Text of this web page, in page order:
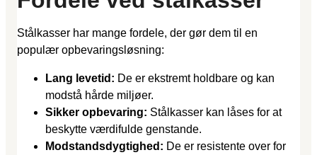
Stålkasser har mange fordele, der gør dem til en
populær opbevaringsløsning:
Lang levetid: De er ekstremt holdbare og kan
modstå hårde miljøer.
Sikker opbevaring: Stålkasser kan låses for at
beskytte værdifulde genstande.
Modstandsdygtighed: De er resistente over for